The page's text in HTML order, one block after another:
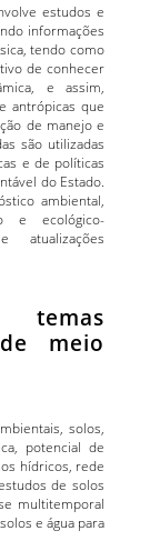
estudos e
informações
tendo como
de conhecer
e assim,
antrópicas que
de manejo e
são utilizadas
e de políticas
do Estado.
ambiental,
e ecológico-
atualizações
temas
meio
solos,
potencial de
hídricos, rede
de solos
multitemporal
e água para